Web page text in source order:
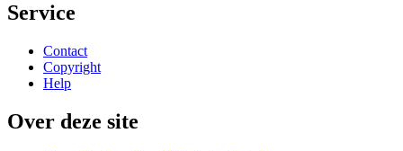
Service
Contact
Copyright
Help
Over deze site